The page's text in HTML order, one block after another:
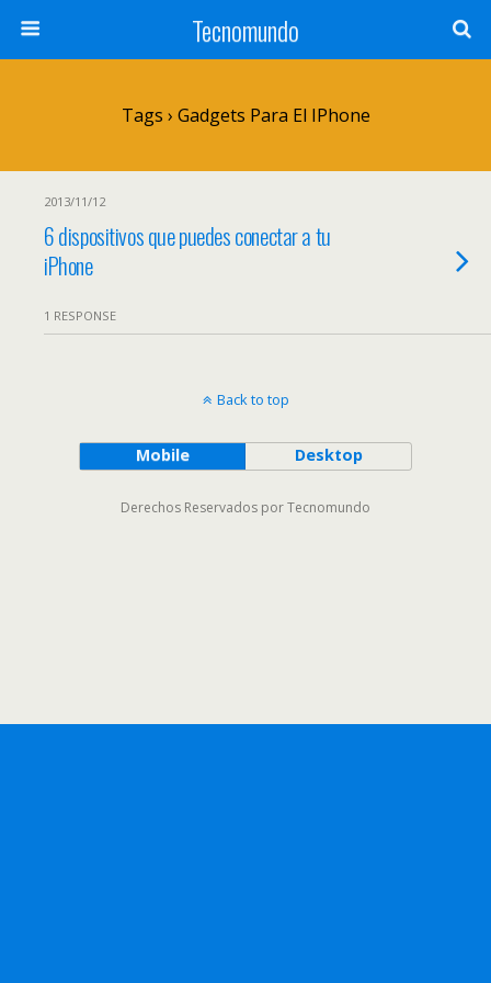
Tecnomundo
Tags › Gadgets Para El IPhone
2013/11/12
6 dispositivos que puedes conectar a tu
iPhone
1 RESPONSE
Back to top
Mobile Desktop
Derechos Reservados por Tecnomundo